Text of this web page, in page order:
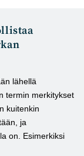
lähellä
termin merkitykset
kuitenkin
ja
on. Esimerkiksi